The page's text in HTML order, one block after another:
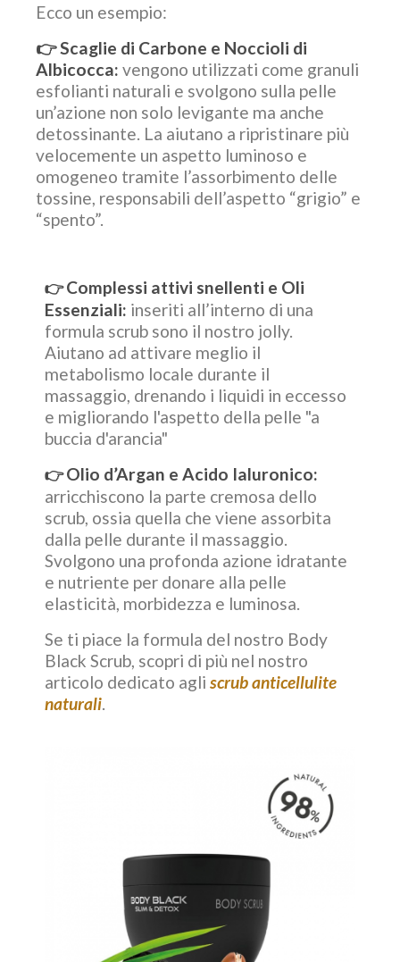
Ecco un esempio:
👉Scaglie di Carbone e Noccioli di
Albicocca: vengono utilizzati come granuli
esfolianti naturali e svolgono sulla pelle
un’azione non solo levigante ma anche
detossinante. La aiutano a ripristinare più
velocemente un aspetto luminoso e
omogeneo tramite l’assorbimento delle
tossine, responsabili dell’aspetto “grigio” e
“spento”.
👉Complessi attivi snellenti e Oli
Essenziali: inseriti all’interno di una
formula scrub sono il nostro jolly.
Aiutano ad attivare meglio il
metabolismo locale durante il
massaggio, drenando i liquidi in eccesso
e migliorando l'aspetto della pelle "a
buccia d'arancia"
👉Olio d’Argan e Acido Ialuronico:
arricchiscono la parte cremosa dello
scrub, ossia quella che viene assorbita
dalla pelle durante il massaggio.
Svolgono una profonda azione idratante
e nutriente per donare alla pelle
elasticità, morbidezza e luminosa.
Se ti piace la formula del nostro Body
Black Scrub, scopri di più nel nostro
articolo dedicato agli scrub anticellulite
naturali.